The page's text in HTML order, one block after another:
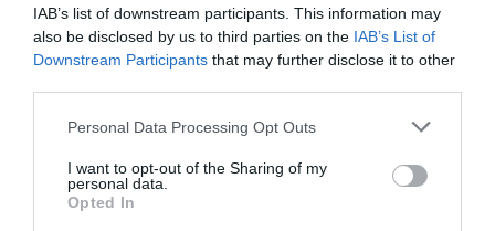
IAB’s list of downstream participants. This information may
also be disclosed by us to third parties on the IAB’s List of
Downstream Participants that may further disclose it to other
Personal Data Processing Opt Outs
I want to opt-out of the Sharing of my
personal data.
Opted In